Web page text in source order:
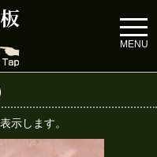
MENU
示します。